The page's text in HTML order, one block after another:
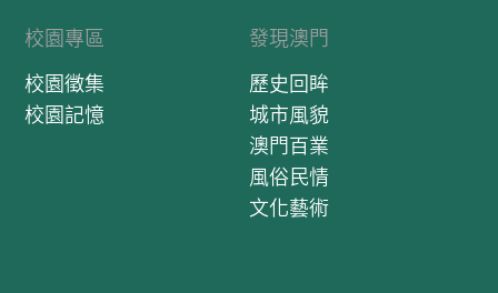
校園專區
校園徵集
校園記憶
發現澳門
歷史回眸
城市風貌
澳門百業
風俗民情
文化藝術